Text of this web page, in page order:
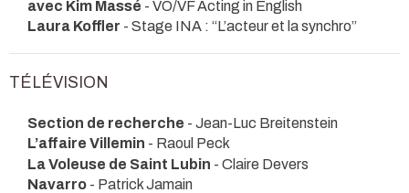
avec Kim Massé - VO/VF Acting in English
Laura Koffler - Stage INA : “L’acteur et la synchro”
TÉLÉVISION
Section de recherche - Jean-Luc Breitenstein
L’affaire Villemin - Raoul Peck
La Voleuse de Saint Lubin - Claire Devers
Navarro - Patrick Jamain